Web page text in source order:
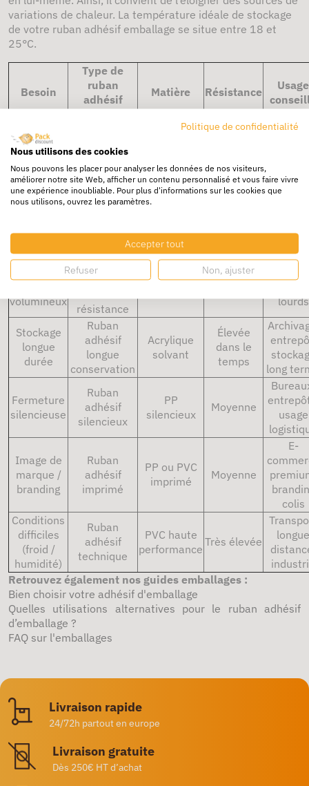
variations de chaleur. La température idéale de stockage
de votre ruban adhésif emballage se situe entre 18 et
25°C.
Besoin
Type de
ruban
adhésif
Matière Résistance
Usage
Petits colis
légers
Ruban
adhésif
économique
E-
petits
polyvalent
volumineux
Ruban
adhésif
résistance
PVC / PP
lourds
Stockage
longue
durée
Ruban
adhésif
longue
conservation
Acrylique
solvant
Élevée
dans le
temps
long
Fermeture
silencieuse
Ruban
adhésif
silencieux
PP
silencieux
Moyenne
usage
Image de
marque /
branding
Ruban
adhésif
imprimé
PP ou PVC
imprimé
Moyenne
E-
colis
Conditions
difficiles
(froid /
humidité)
Ruban
adhésif
technique
PVC haute
performance
Très élevée
longue
Retrouvez également nos guides emballages :
Bien choisir votre adhésif d'emballage
Quelles utilisations alternatives pour le ruban adhésif
d’emballage ?
FAQ sur l'emballages
Livraison rapide
24/72h partout en europe
Livraison gratuite
Dès 250€ HT d’achat
Politique de confidentialité
Nous utilisons des cookies
Nous pouvons les placer pour analyser les données de nos visiteurs,
améliorer notre site Web, afficher un contenu personnalisé et vous faire vivre
une expérience inoubliable. Pour plus d'informations sur les cookies que
nous utilisons, ouvrez les paramètres.
Accepter tout
Refuser Non, ajuster